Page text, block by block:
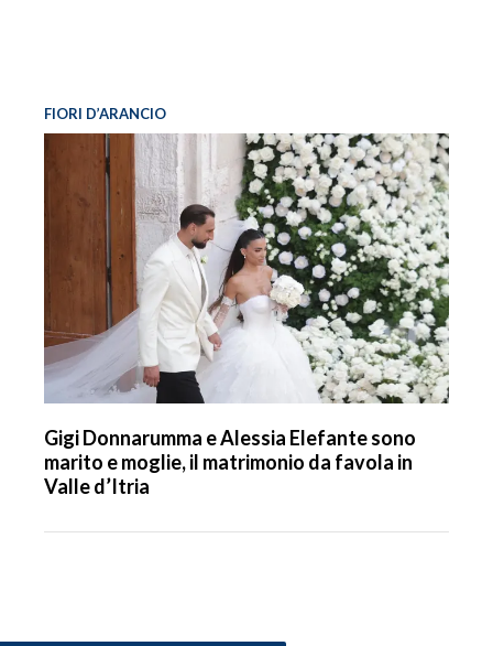
FIORI D’ARANCIO
Gigi Donnarumma e Alessia Elefante sono
marito e moglie, il matrimonio da favola in
Valle d’Itria